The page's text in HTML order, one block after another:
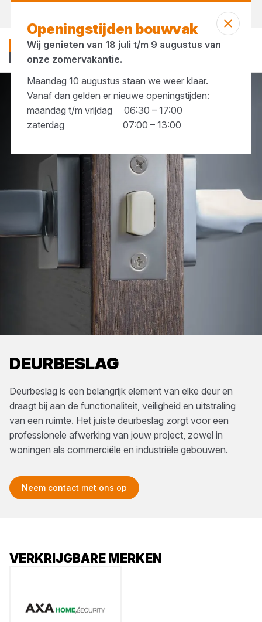
DEURBESLAG
Deurbeslag is een belangrijk element van elke deur en
draagt bij aan de functionaliteit, veiligheid en uitstraling
van een ruimte. Het juiste deurbeslag zorgt voor een
professionele afwerking van jouw project, zowel in
woningen als commerciële en industriële gebouwen.
Neem contact met ons op
Hang- & Sluitwerk Deurbeslag
VERKRIJGBARE MERKEN
Openingstijden bouwvak
Wij genieten van 18 juli t/m 9 augustus van
onze zomervakantie.
Maandag 10 augustus staan we weer klaar.
Vanaf dan gelden er nieuwe openingstijden:
maandag t/m vrijdag 06:30 – 17:00
zaterdag 07:00 – 13:00